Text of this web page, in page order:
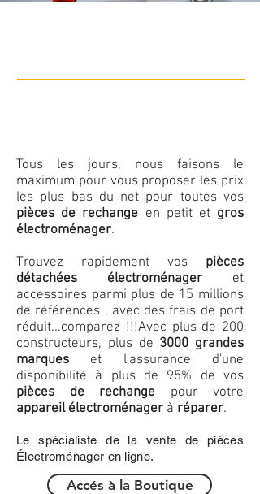
Tous les jours, nous faisons le
maximum pour vous proposer les prix
les plus bas du net pour toutes vos
pièces de rechange en petit et gros
électroménager.
Trouvez rapidement vos pièces
détachées électroménager et
accessoires parmi plus de 15 millions
de références , avec des frais de port
réduit...comparez !!!Avec plus de 200
constructeurs, plus de 3000 grandes
marques et l'assurance d'une
disponibilité à plus de 95% de vos
pièces de rechange pour votre
appareil électroménager à réparer.
Le spécialiste de la vente de pièces
Électroménager en ligne.
Accés à la Boutique